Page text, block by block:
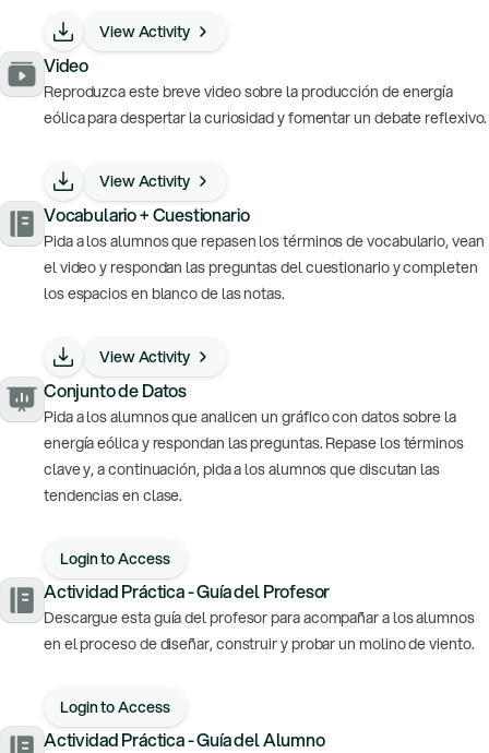
View Activity
Video
Reproduzca este breve video sobre la producción de energía
eólica para despertar la curiosidad y fomentar un debate reflexivo.
View Activity
Vocabulario + Cuestionario
Pida a los alumnos que repasen los términos de vocabulario, vean
el video y respondan las preguntas del cuestionario y completen
los espacios en blanco de las notas.
View Activity
Conjunto de Datos
Pida a los alumnos que analicen un gráfico con datos sobre la
energía eólica y respondan las preguntas. Repase los términos
clave y, a continuación, pida a los alumnos que discutan las
tendencias en clase.
Login to Access
Actividad Práctica - Guía del Profesor
Descargue esta guía del profesor para acompañar a los alumnos
en el proceso de diseñar, construir y probar un molino de viento.
Login to Access
Actividad Práctica - Guía del Alumno